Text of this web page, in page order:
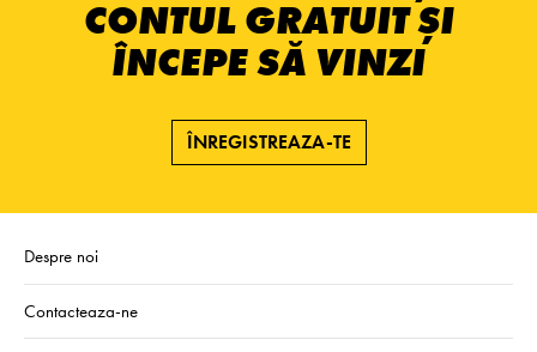
CONTUL GRATUIT ȘI
ÎNCEPE SĂ VINZI
ÎNREGISTREAZA-TE
Despre noi
Contacteaza-ne